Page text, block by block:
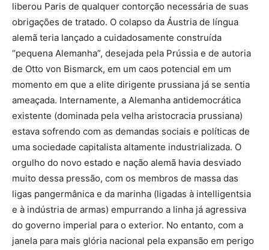
liberou Paris de qualquer contorção necessária de suas
obrigações de tratado. O colapso da Áustria de língua
alemã teria lançado a cuidadosamente construída
“pequena Alemanha”, desejada pela Prússia e de autoria
de Otto von Bismarck, em um caos potencial em um
momento em que a elite dirigente prussiana já se sentia
ameaçada. Internamente, a Alemanha antidemocrática
existente (dominada pela velha aristocracia prussiana)
estava sofrendo com as demandas sociais e políticas de
uma sociedade capitalista altamente industrializada. O
orgulho do novo estado e nação alemã havia desviado
muito dessa pressão, com os membros de massa das
ligas pangermânica e da marinha (ligadas à intelligentsia
e à indústria de armas) empurrando a linha já agressiva
do governo imperial para o exterior. No entanto, com a
janela para mais glória nacional pela expansão em perigo